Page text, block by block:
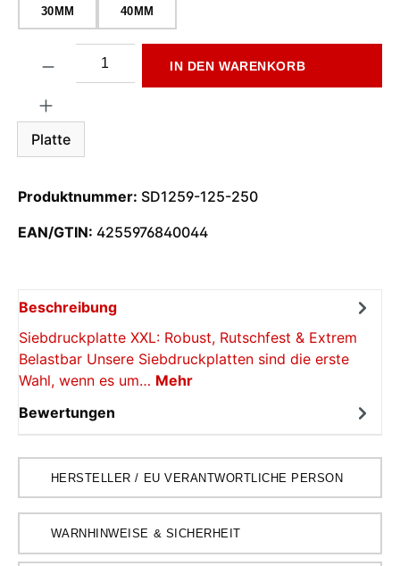
30MM 40MM
Platte
IN DEN WARENKORB
Produktnummer: SD1259-125-250
EAN/GTIN: 4255976840044
Beschreibung
Siebdruckplatte XXL: Robust, Rutschfest & Extrem
Belastbar Unsere Siebdruckplatten sind die erste
Wahl, wenn es um… Mehr
Bewertungen
HERSTELLER / EU VERANTWORTLICHE PERSON
WARNHINWEISE & SICHERHEIT